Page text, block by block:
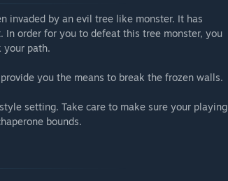
invaded by an evil tree like monster. It has
order for you to defeat this tree monster, you
your path.
you the means to break the frozen walls.
setting. Take care to make sure your playing
bounds.